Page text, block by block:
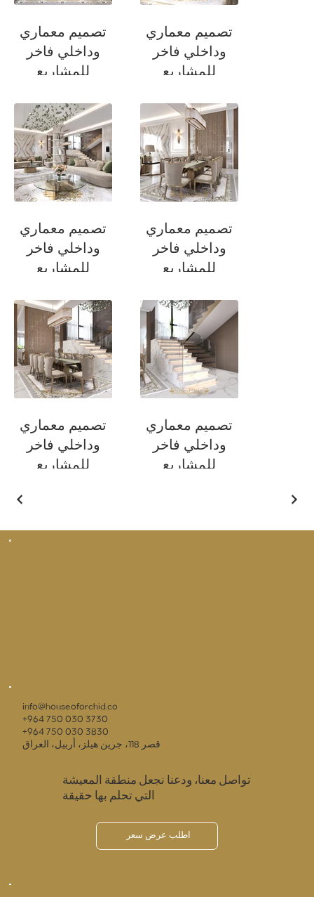
تصميم معماري
وداخلي فاخر
للمشاريع
غرفة المعيشة
تصميم معماري
وداخلي فاخر
للمشاريع
غرفة المعيشة
تصميم معماري
وداخلي فاخر
للمشاريع
غرفة المعيشة
تصميم معماري
وداخلي فاخر
للمشاريع
منطقة طاولة الطعام
تصميم معماري
وداخلي فاخر
للمشاريع
منطقة طاولة الطعام
تصميم معماري
وداخلي فاخر
للمشاريع
info@houseoforchid.co
+964 750 030 3730
+964 750 030 3830
قصر 118، جرين هيلز، أربيل، العراق
تواصل معنا، ودعنا نجعل منطقة المعيشة
التي تحلم بها حقيقة
اطلب عرض سعر